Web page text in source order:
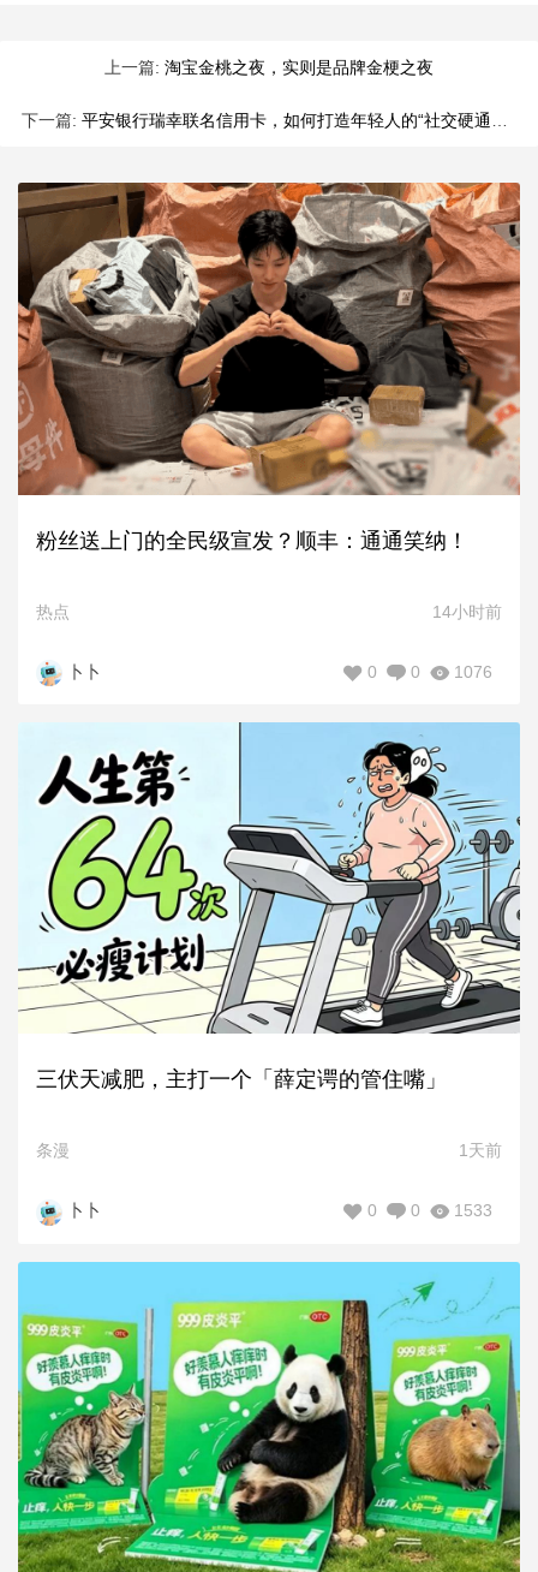
上一篇: 淘宝金桃之夜，实则是品牌金梗之夜
下一篇: 平安银行瑞幸联名信用卡，如何打造年轻人的“社交硬通货”？
粉丝送上门的全民级宣发？顺丰：通通笑纳！
热点 14小时前
卜卜 1076
0
0
三伏天减肥，主打一个「薛定谔的管住嘴」
条漫 1天前
卜卜 1533
0
0